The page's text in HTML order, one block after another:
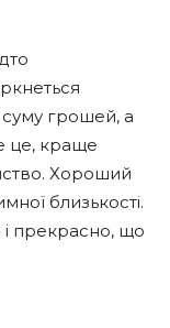
суму грошей, а
це, краще
Хороший
близькості.
прекрасно, що